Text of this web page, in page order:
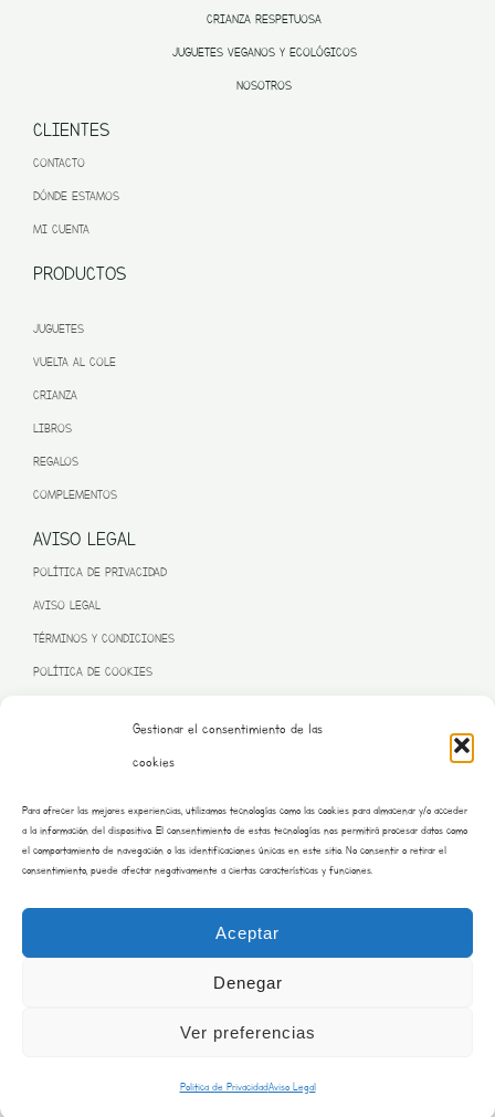
Gestionar el consentimiento de las
cookies
Para ofrecer las mejores experiencias, utilizamos tecnologías como las cookies para almacenar y/o acceder
a la información del dispositivo. El consentimiento de estas tecnologías nos permitirá procesar datos como
el comportamiento de navegación o las identificaciones únicas en este sitio. No consentir o retirar el
consentimiento, puede afectar negativamente a ciertas características y funciones.
Aceptar
Denegar
Ver preferencias
Politica de PrivacidadAviso Legal
CRIANZA RESPETUOSA
JUGUETES VEGANOS Y ECOLÓGICOS
NOSOTROS
CLIENTES
CONTACTO
DÓNDE ESTAMOS
MI CUENTA
PRODUCTOS
JUGUETES
VUELTA AL COLE
CRIANZA
LIBROS
REGALOS
COMPLEMENTOS
AVISO LEGAL
POLÍTICA DE PRIVACIDAD
AVISO LEGAL
TÉRMINOS Y CONDICIONES
POLÍTICA DE COOKIES
– NEXT GENERATION EU